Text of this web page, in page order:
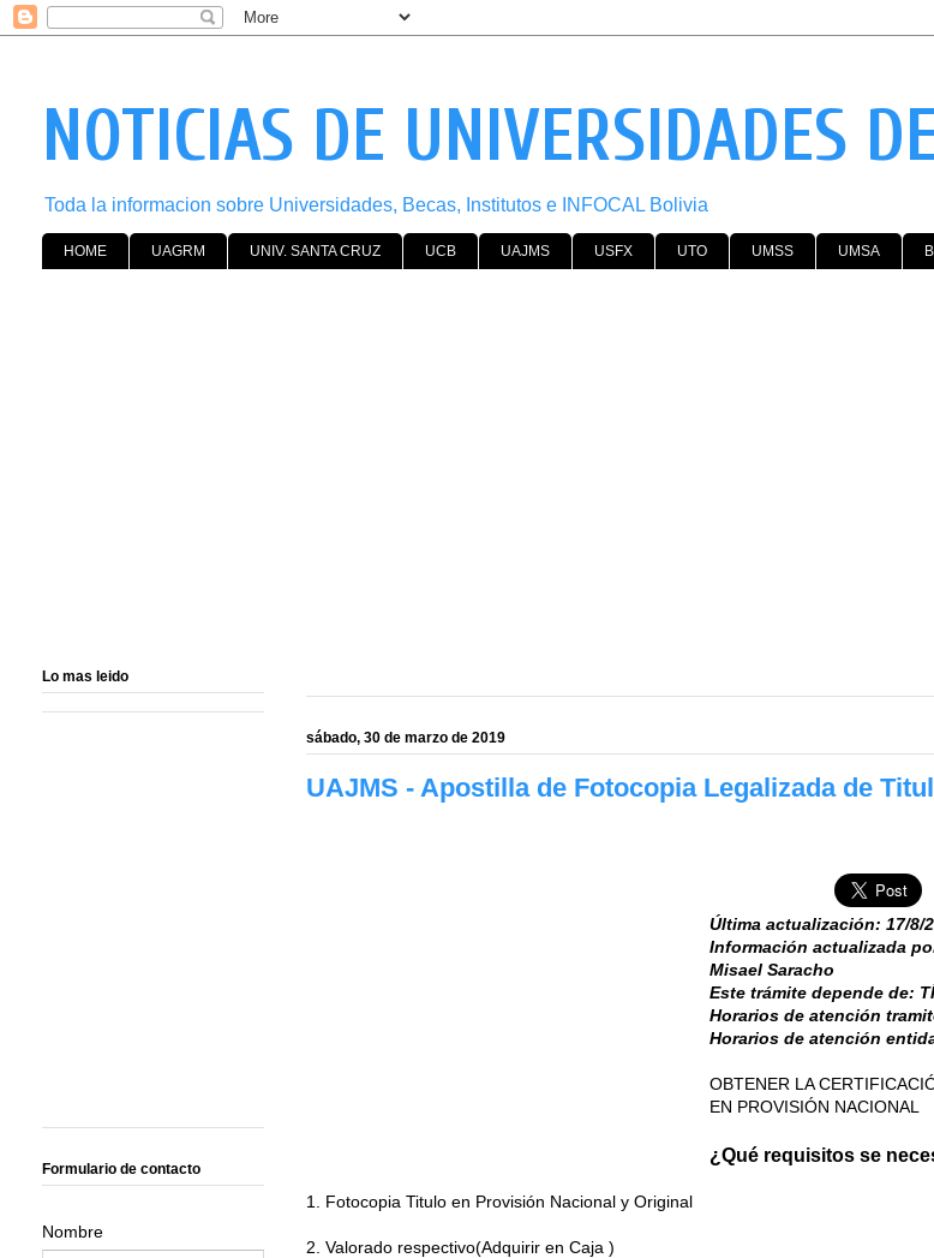
NOTICIAS DE UNIVERSIDADES
Toda la informacion sobre Universidades, Becas, Institutos e INFOCAL Bolivia
HOME UAGRM UNIV. SANTA CRUZ UCB UAJMS USFX UTO UMSS UMSA
sábado, 30 de marzo de 2019
UAJMS - Apostilla de Fotocopia Legalizada de
Última actualización: 17/8/
Información actualizada
Misael Saracho
Este trámite depende de:
Horarios de atención
Horarios de atención
OBTENER LA
EN PROVISIÓN NACIONAL
¿Qué requisitos se
1. Fotocopia Titulo en Provisión Nacional y Original
2. Valorado respectivo(Adquirir en Caja )
Lo mas leido
Formulario de contacto
Nombre